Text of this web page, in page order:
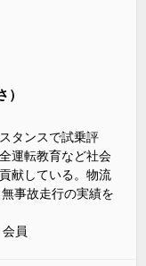
タンスで試乗評
運転教育など社会
献している。物流
事故走行の実績を
員